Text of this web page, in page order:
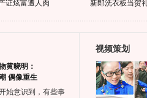
证炫富遭人肉
新郎洗衣板当贺
黄晓明：
偶像重生
始意识到，有些事
视频策划